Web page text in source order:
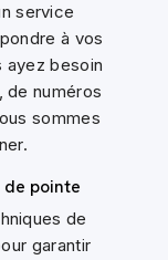
service
à vos
ayez besoin
de numéros
sommes
pointe
de
garantir